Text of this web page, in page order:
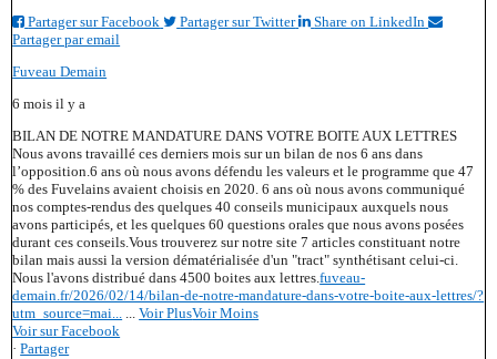
Partager sur Facebook
Partager sur Twitter
Share on LinkedIn
Partager par email
Fuveau Demain
6 mois il y a
BILAN DE NOTRE MANDATURE DANS VOTRE BOITE AUX LETTRES
Nous avons travaillé ces derniers mois sur un bilan de nos 6 ans dans
l’opposition.6 ans où nous avons défendu les valeurs et le programme que 47
% des Fuvelains avaient choisis en 2020. 6 ans où nous avons communiqué
nos comptes-rendus des quelques 40 conseils municipaux auxquels nous
avons participés, et les quelques 60 questions orales que nous avons posées
durant ces conseils.Vous trouverez sur notre site 7 articles constituant notre
bilan mais aussi la version dématérialisée d'un "tract" synthétisant celui-ci.
Nous l'avons distribué dans 4500 boites aux lettres.fuveau-
demain.fr/2026/02/14/bilan-de-notre-mandature-dans-votre-boite-aux-lettres/?
utm_source=mai... ...Voir PlusVoir Moins
Voir sur Facebook
· Partager